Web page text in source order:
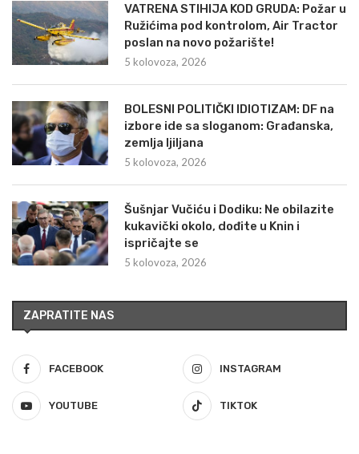
VATRENA STIHIJA KOD GRUDA: Požar u
Ružićima pod kontrolom, Air Tractor
poslan na novo požarište!
5 kolovoza, 2026
BOLESNI POLITIČKI IDIOTIZAM: DF na
izbore ide sa sloganom: Građanska,
zemlja ljiljana
5 kolovoza, 2026
Šušnjar Vučiću i Dodiku: Ne obilazite
kukavički okolo, dođite u Knin i
ispričajte se
5 kolovoza, 2026
ZAPRATITE NAS
FACEBOOK INSTAGRAM
YOUTUBE TIKTOK